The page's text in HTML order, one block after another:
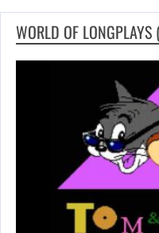
WORLD OF